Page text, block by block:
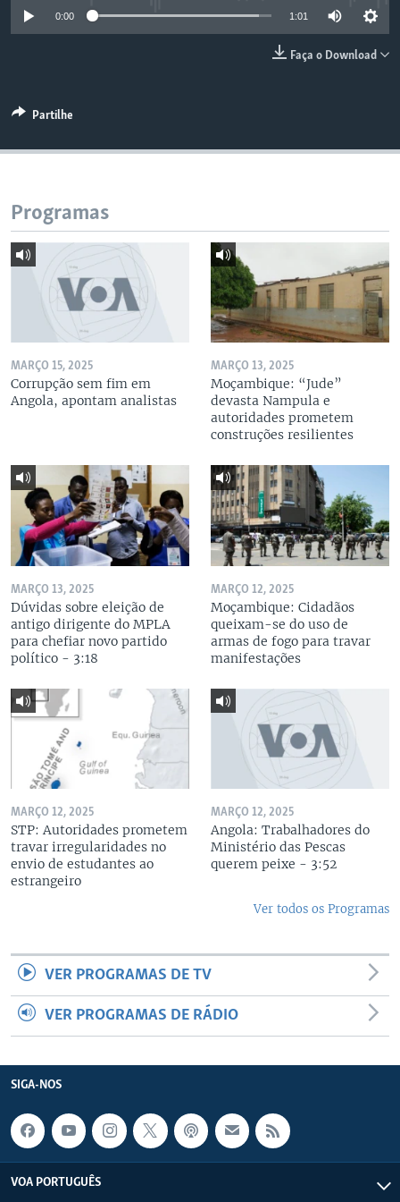
0:00 1:01
Faça o Download
Partilhe
Programas
MARÇO 15, 2025
Corrupção sem fim em
Angola, apontam analistas
MARÇO 13, 2025
Moçambique: “Jude”
devasta Nampula e
autoridades prometem
construções resilientes
MARÇO 13, 2025
Dúvidas sobre eleição de
antigo dirigente do MPLA
para chefiar novo partido
político - 3:18
MARÇO 12, 2025
Moçambique: Cidadãos
queixam-se do uso de
armas de fogo para travar
manifestações
MARÇO 12, 2025
STP: Autoridades prometem
travar irregularidades no
envio de estudantes ao
estrangeiro
MARÇO 12, 2025
Angola: Trabalhadores do
Ministério das Pescas
querem peixe - 3:52
Ver todos os Programas
VER PROGRAMAS DE TV
VER PROGRAMAS DE RÁDIO
SIGA-NOS
VOA PORTUGUÊS